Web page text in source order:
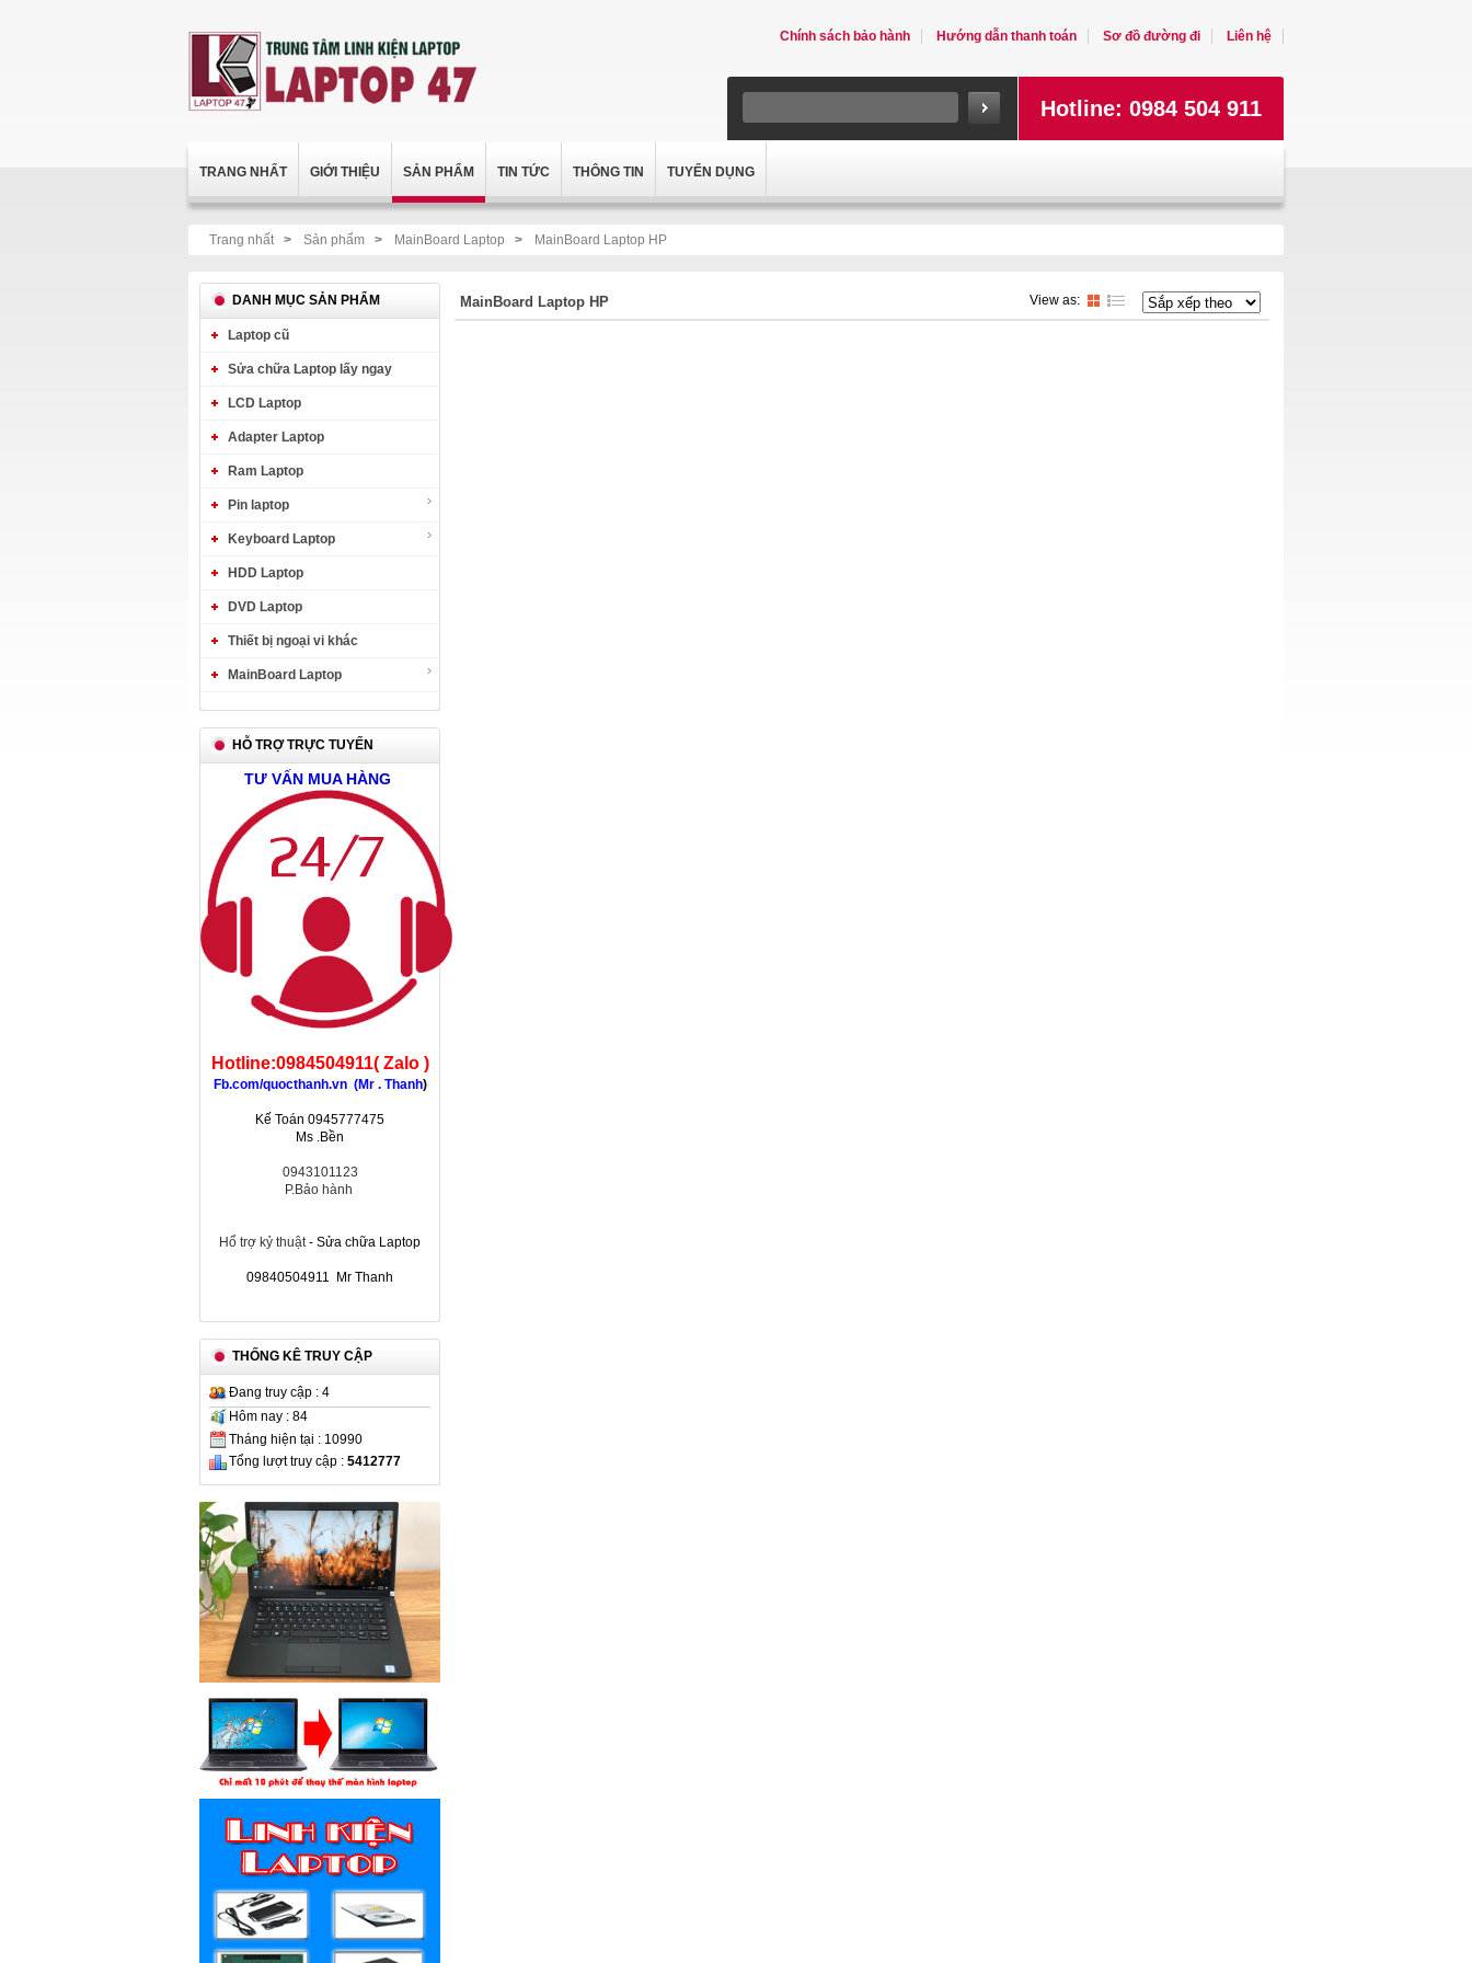
Chính sách bảo hành Hướng dẫn thanh toán Sơ đồ đường đi Liên hệ
Hotline: 0984 504 911
TRANG NHẤT GIỚI THIỆU SẢN PHẨM TIN TỨC THÔNG TIN TUYỂN DỤNG
Trang nhất > Sản phẩm > MainBoard Laptop > MainBoard Laptop HP
DANH MỤC SẢN PHẨM
Laptop cũ
Sửa chữa Laptop lấy ngay
LCD Laptop
Adapter Laptop
Ram Laptop
Pin laptop
Keyboard Laptop
HDD Laptop
DVD Laptop
Thiết bị ngoại vi khác
MainBoard Laptop
HỖ TRỢ TRỰC TUYẾN
TƯ VẤN MUA HÀNG
Hotline:0984504911( Zalo )
Fb.com/quocthanh.vn (Mr . Thanh)
Kế Toán 0945777475
Ms .Bền
0943101123
P.Bảo hành
Hổ trợ kỷ thuật- Sửa chữa Laptop
09840504911 Mr Thanh
THỐNG KÊ TRUY CẬP
Đang truy cập : 4
Hôm nay : 84
Tháng hiện tại : 10990
Tổng lượt truy cập : 5412777
MainBoard Laptop HP View as: